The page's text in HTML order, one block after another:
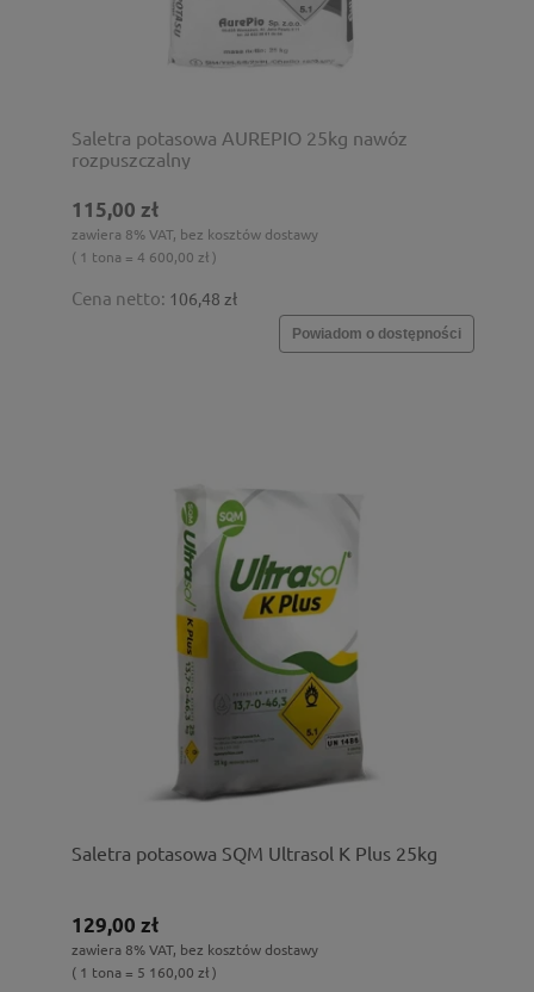
Saletra potasowa AUREPIO 25kg nawóz
rozpuszczalny
115,00 zł
zawiera 8% VAT, bez kosztów dostawy
( 1 tona = 4 600,00 zł )
Cena netto: 106,48 zł
Powiadom o dostępności
Saletra potasowa SQM Ultrasol K Plus 25kg
129,00 zł
zawiera 8% VAT, bez kosztów dostawy
( 1 tona = 5 160,00 zł )